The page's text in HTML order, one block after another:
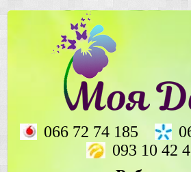
066 72 74 185
093 10 42